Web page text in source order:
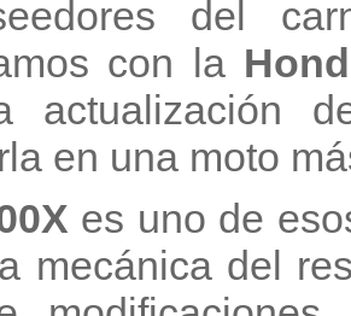
del
con la
actualización
en una moto
es uno de
mecánica del